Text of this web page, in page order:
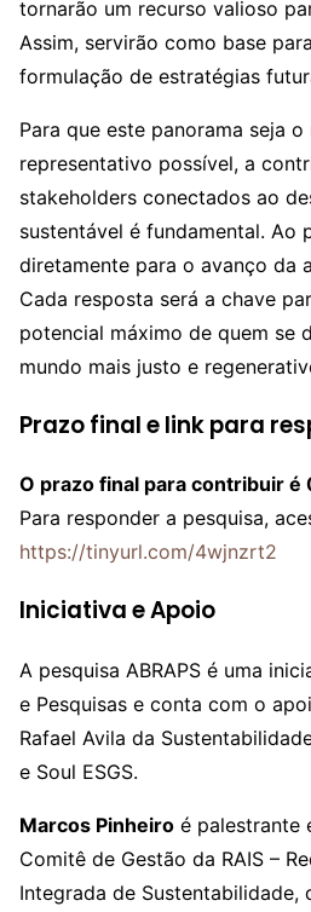
tornarão um recurso valioso
Assim, servirão como base
formulação de estratégias
Para que este panorama seja
representativo possível, a
stakeholders conectados ao
sustentável é fundamental. Ao
diretamente para o avanço da
Cada resposta será a chave
potencial máximo de quem se
mundo mais justo e
Prazo final e link para
O prazo final para contribuir é
Para responder a pesquisa,
https://tinyurl.com/4wjnzrt2
Iniciativa e Apoio
A pesquisa ABRAPS é uma
e Pesquisas e conta com o
Rafael Avila da
e Soul ESGS.
Marcos Pinheiro é palestrante
Comitê de Gestão da RAIS –
Integrada de Sustentabilidade,